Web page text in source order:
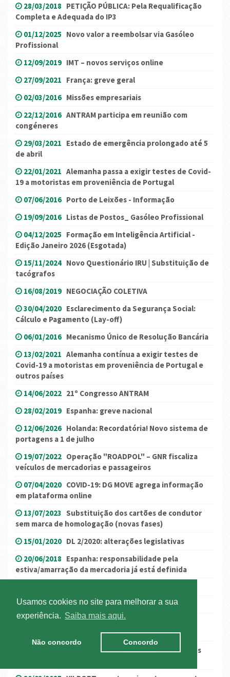
Usamos cookies no site para melhorar a sua
experiência.
Saiba mais aqui.
Não concordo Concordo
28/03/2018 PETIÇÃO PÚBLICA: Pela Requalificação
Completa e Adequada do IP3
01/12/2025 Novo valor a reembolsar via Gasóleo
Profissional
12/09/2019 IMT – novos serviços online
27/09/2021 França: greve geral
02/03/2016 Missões empresariais
22/12/2016 ANTRAM participa em reunião com
congéneres
29/03/2021 Estado de emergência prolongado até 5
de abril
22/01/2021 Alemanha passa a exigir testes de Covid-
19 a motoristas em proveniência de Portugal
07/06/2016 Porto de Leixões - Informação
19/09/2016 Listas de Postos_ Gasóleo Profissional
04/12/2025 Formação em Inteligência Artificial -
Edição Janeiro 2026 (Esgotada)
15/11/2024 Novo Questionário IRU | Substituição de
tacógrafos
16/08/2019 NEGOCIAÇÃO COLETIVA
30/04/2020 Esclarecimento da Segurança Social:
Cálculo e Pagamento (Lay-off)
06/01/2016 Mecanismo Único de Resolução Bancária
13/02/2021 Alemanha contínua a exigir testes de
Covid-19 a motoristas em proveniência de Portugal e
outros países
14/06/2022 21º Congresso ANTRAM
28/02/2019 Espanha: greve nacional
12/06/2026 Holanda: Recordatória! Novo sistema de
portagens a 1 de julho
19/07/2022 Operação "ROADPOL" – GNR fiscaliza
veículos de mercadorias e passageiros
07/04/2020 COVID-19: DG MOVE agrega informação
em plataforma online
13/07/2023 Substituição dos cartões de condutor
sem marca de homologação (novas fases)
15/01/2020 DL 2/2020: alterações legislativas
20/06/2018 Espanha: responsabilidade pela
estiva/amarração da mercadoria já está definida
27/05/2016 Greve geral francesa
25/10/2018 Portaria de Extensão: CCTV ANTRAM-
Workshop Regulamentação Social nos